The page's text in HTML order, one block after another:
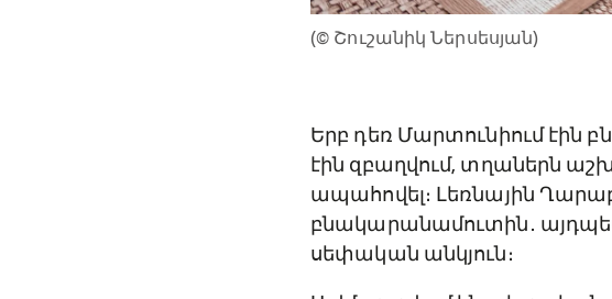
Երբ դեռ Մարտունիում էին
էին զբաղվում, տղաներն
ապահովել։ Լեռնային